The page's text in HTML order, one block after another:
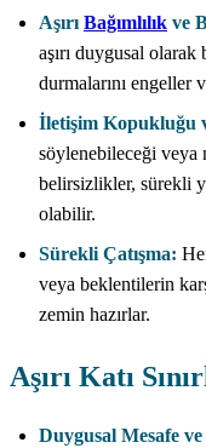
Aşırı Bağımlılık ve
aşırı duygusal olarak
durmalarını engeller
İletişim Kopukluğu
söylenebileceği veya
belirsizlikler, sürekli
olabilir.
Sürekli Çatışma:
veya beklentilerin
zemin hazırlar.
Aşırı Katı
Duygusal Mesafe